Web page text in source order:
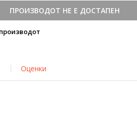
ПРОИЗВОДОТ НЕ Е ДОСТАПЕН
Оценки